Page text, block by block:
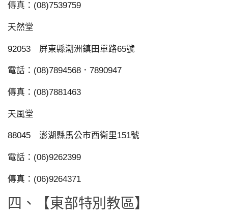
傳真：(08)7539759
天然堂
92053 屏東縣潮洲鎮田單路65號
電話：(08)7894568．7890947
傳真：(08)7881463
天風堂
88045 澎湖縣馬公市西衛里151號
電話：(06)9262399
傳真：(06)9264371
四、【東部特別教區】